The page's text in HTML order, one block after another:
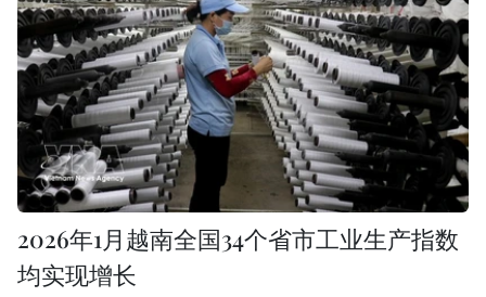
2026年1月越南全国34个省市工业生产指数
均实现增长